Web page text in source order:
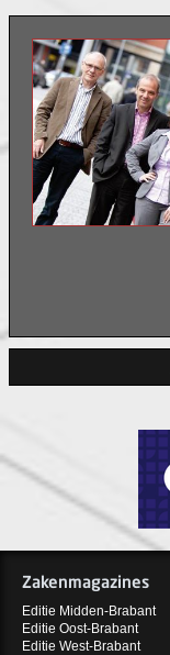
Zakenmagazines
Editie Midden-Brabant
Editie Oost-Brabant
Editie West-Brabant